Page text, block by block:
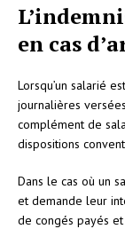
en cas
Lorsqu’un salarié
journalières
complément de
dispositions
Dans le cas où un
et demande leur
de congés payés